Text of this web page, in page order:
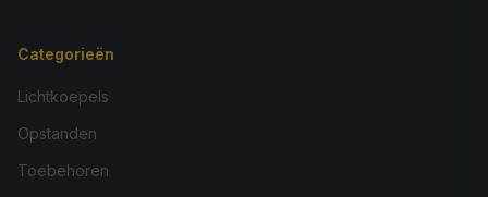
Categorieën
Lichtkoepels
Opstanden
Toebehoren